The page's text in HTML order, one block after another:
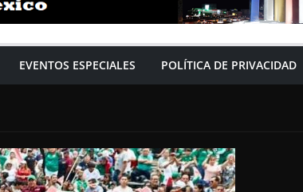
EVENTOS ESPECIALES POLÍTICA DE PRIVACIDAD